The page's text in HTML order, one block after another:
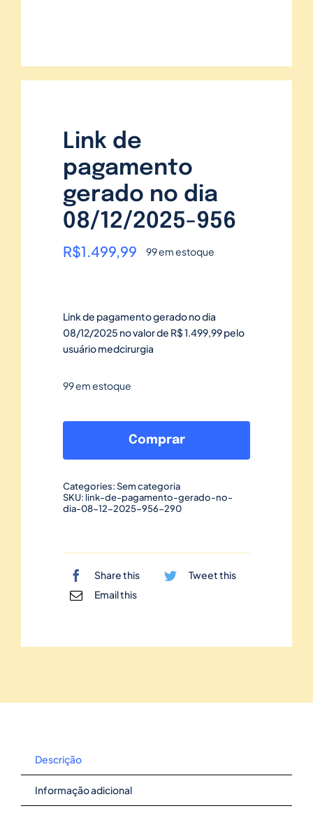
Link de
pagamento
gerado no dia
08/12/2025-956
R$1.499,99 99 em estoque
Link de pagamento gerado no dia
08/12/2025 no valor de R$ 1.499,99 pelo
usuário medcirurgia
99 em estoque
de
no
dia
quantidade
Comprar
Categories:Sem categoria
SKU: link-de-pagamento-gerado-no-
dia-08-12-2025-956-290
Share this
Tweet this
Email this
Descrição
Informação adicional